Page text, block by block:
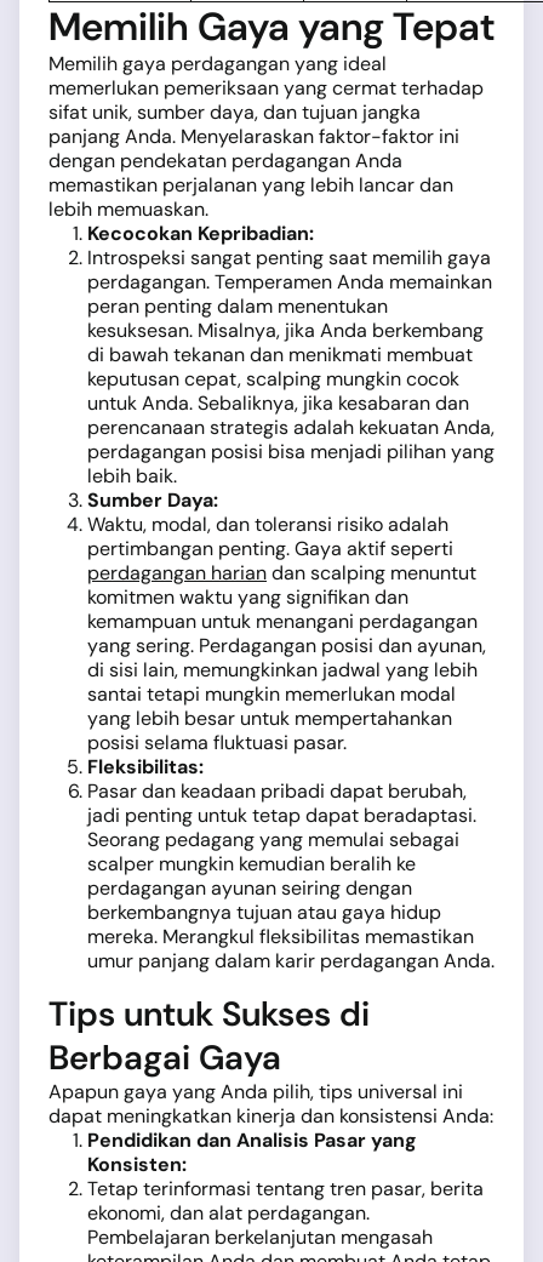
Memilih Gaya yang Tepat
Memilih gaya perdagangan yang ideal
memerlukan pemeriksaan yang cermat terhadap
sifat unik, sumber daya, dan tujuan jangka
panjang Anda. Menyelaraskan faktor-faktor ini
dengan pendekatan perdagangan Anda
memastikan perjalanan yang lebih lancar dan
lebih memuaskan.
Kecocokan Kepribadian:
Introspeksi sangat penting saat memilih gaya
perdagangan. Temperamen Anda memainkan
peran penting dalam menentukan
kesuksesan. Misalnya, jika Anda berkembang
di bawah tekanan dan menikmati membuat
keputusan cepat, scalping mungkin cocok
untuk Anda. Sebaliknya, jika kesabaran dan
perencanaan strategis adalah kekuatan Anda,
perdagangan posisi bisa menjadi pilihan yang
lebih baik.
Sumber Daya:
Waktu, modal, dan toleransi risiko adalah
pertimbangan penting. Gaya aktif seperti
perdagangan hariandan scalping menuntut
komitmen waktu yang signifikan dan
kemampuan untuk menangani perdagangan
yang sering. Perdagangan posisi dan ayunan,
di sisi lain, memungkinkan jadwal yang lebih
santai tetapi mungkin memerlukan modal
yang lebih besar untuk mempertahankan
posisi selama fluktuasi pasar.
Fleksibilitas:
Pasar dan keadaan pribadi dapat berubah,
jadi penting untuk tetap dapat beradaptasi.
Seorang pedagang yang memulai sebagai
scalper mungkin kemudian beralih ke
perdagangan ayunan seiring dengan
berkembangnya tujuan atau gaya hidup
mereka. Merangkul fleksibilitas memastikan
umur panjang dalam karir perdagangan Anda.
Tips untuk Sukses di
Berbagai Gaya
Apapun gaya yang Anda pilih, tips universal ini
dapat meningkatkan kinerja dan konsistensi Anda:
Pendidikan dan Analisis Pasar yang
Konsisten:
Tetap terinformasi tentang tren pasar, berita
ekonomi, dan alat perdagangan.
Pembelajaran berkelanjutan mengasah